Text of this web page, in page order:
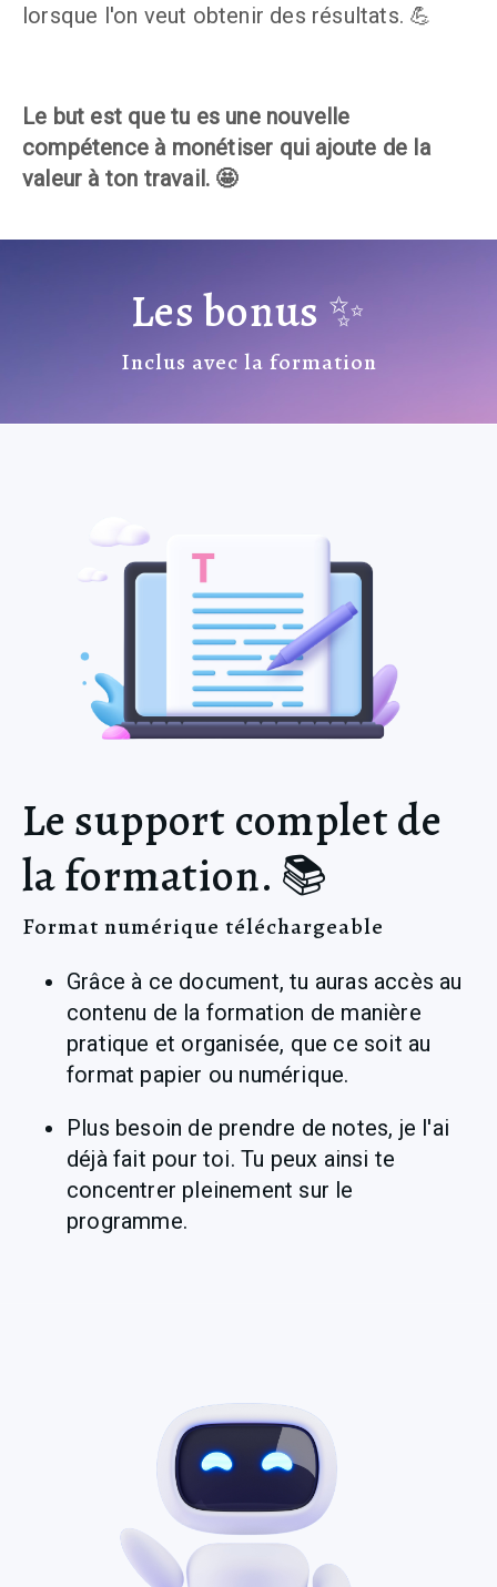
lorsque l'on veut obtenir des résultats. 💪
Le but est que tu es une nouvelle
compétence à monétiser qui ajoute de la
valeur à ton travail. 🤩
Les bonus ✨
Inclus avec la formation
Le support complet de
la formation. 📚
Format numérique téléchargeable
Grâce à ce document, tu auras accès au
contenu de la formation de manière
pratique et organisée, que ce soit au
format papier ou numérique.
Plus besoin de prendre de notes, je l'ai
déjà fait pour toi. Tu peux ainsi te
concentrer pleinement sur le
programme.